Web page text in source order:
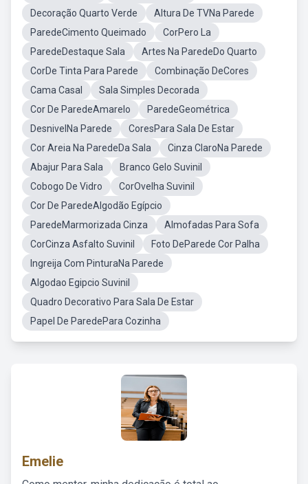
Decoração Quarto Verde
Altura De TVNa Parede
ParedeCimento Queimado
CorPero La
ParedeDestaque Sala
Artes Na ParedeDo Quarto
CorDe Tinta Para Parede
Combinação DeCores
Cama Casal
Sala Simples Decorada
Cor De ParedeAmarelo
ParedeGeométrica
DesnivelNa Parede
CoresPara Sala De Estar
Cor Areia Na ParedeDa Sala
Cinza ClaroNa Parede
Abajur Para Sala
Branco Gelo Suvinil
Cobogo De Vidro
CorOvelha Suvinil
Cor De ParedeAlgodão Egípcio
ParedeMarmorizada Cinza
Almofadas Para Sofa
CorCinza Asfalto Suvinil
Foto DeParede Cor Palha
Ingreija Com PinturaNa Parede
Algodao Egipcio Suvinil
Quadro Decorativo Para Sala De Estar
Papel De ParedePara Cozinha
Emelie